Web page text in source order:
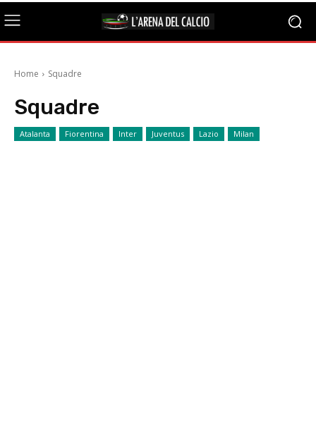
Home Squadre
Squadre
Atalanta Fiorentina Inter Juventus Lazio Milan